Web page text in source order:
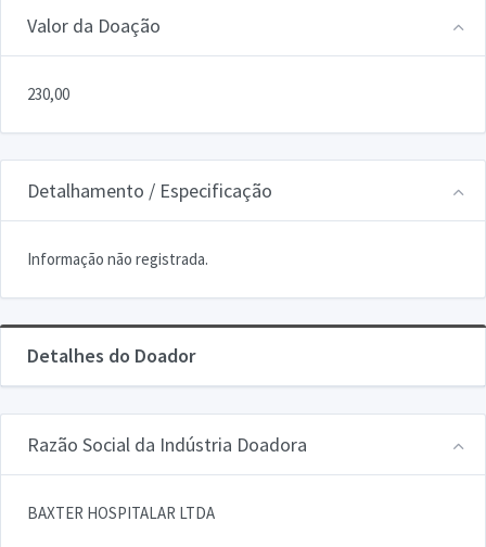
Valor da Doação
230,00
Detalhamento / Especificação
Informação não registrada.
Detalhes do Doador
Razão Social da Indústria Doadora
BAXTER HOSPITALAR LTDA